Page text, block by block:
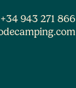
+34 943 271 866